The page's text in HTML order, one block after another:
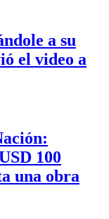
a su
el video a
100
una obra